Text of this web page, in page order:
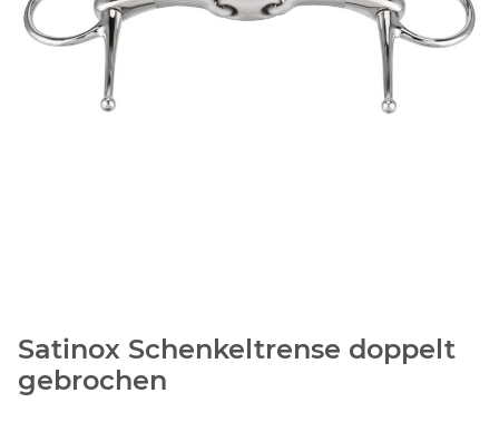
Satinox Schenkeltrense doppelt
gebrochen